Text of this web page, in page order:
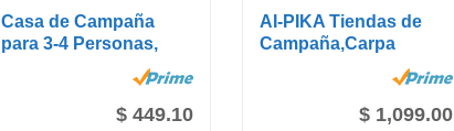
Casa de Campaña
para 3-4 Personas,
$ 449.10
AI-PIKA Tiendas de
Campaña,Carpa
$ 1,099.00